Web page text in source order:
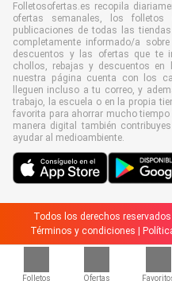
Folletos Ofertas
Folletosofertas.es recopila
ofertas semanales, los
publicaciones de todas las
completamente informado/a
descuentos y las ofertas que te
chollos, rebajas y descuentos
nuestra página cuenta con los
lleguen incluso a tu correo, y
trabajo, la escuela o en la propia
favorita para ahorrar mucho
manera digital también
ayudar al medioambiente.
Todos los derechos
Términos y condiciones